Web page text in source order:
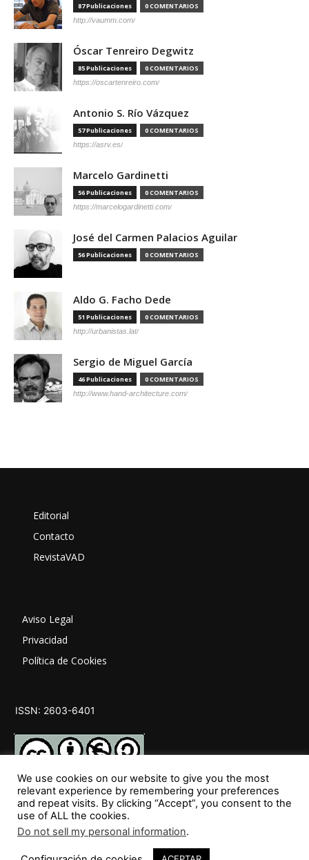
87 Publicaciones 0 COMENTARIOS
http://vaumm.com/
Óscar Tenreiro Degwitz
85 Publicaciones 0 COMENTARIOS
https://oscartenreiro.com/
Antonio S. Río Vázquez
57 Publicaciones 0 COMENTARIOS
https://asrv.es/
Marcelo Gardinetti
56 Publicaciones 0 COMENTARIOS
https://marcelogardinetti.com/
José del Carmen Palacios Aguilar
56 Publicaciones 0 COMENTARIOS
Aldo G. Facho Dede
51 Publicaciones 0 COMENTARIOS
http://urbanistas.lat/
Sergio de Miguel García
46 Publicaciones 0 COMENTARIOS
http://www.hand-architecture.com/
Editorial
Contacto
RevistaVAD
Aviso Legal
Privacidad
Política de Cookies
ISSN: 2603-6401
SÍGUENOS
We use cookies on our website to give you the most
relevant experience by remembering your preferences
and repeat visits. By clicking “Accept”, you consent to the
use of ALL the cookies.
Do not sell my personal information.